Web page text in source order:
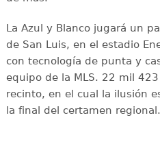
La Azul y Blanco jugará un
de San Luis, en el estadio
con tecnología de punta y
equipo de la MLS. 22 mil
recinto, en el cual la ilusión
la final del certamen regional.